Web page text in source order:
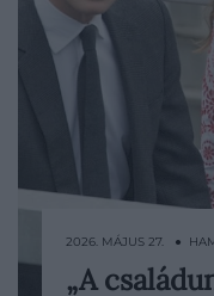
2026. MÁJUS 27. ●
„A